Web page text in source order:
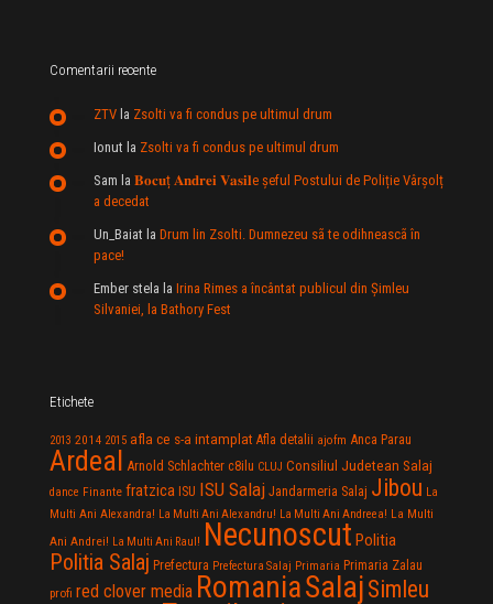
Comentarii recente
ZTV la Zsolti va fi condus pe ultimul drum
Ionut la Zsolti va fi condus pe ultimul drum
Sam la 𝐁𝐨𝐜𝐮ț 𝐀𝐧𝐝𝐫𝐞𝐢 𝐕𝐚𝐬𝐢𝐥e şeful Postului de Poliție Vârșolț
a decedat
Un_Baiat la Drum lin Zsolti. Dumnezeu sã te odihneascã în
pace!
Ember stela la Irina Rimes a încântat publicul din Şimleu
Silvaniei, la Bathory Fest
Etichete
2013 2014 2015 afla ce s-a intamplat Afla detalii ajofm Anca Parau
Ardeal Arnold Schlachter c8ilu CLUJ Consiliul Judetean Salaj
dance Finante fratzica ISU ISU Salaj Jandarmeria Salaj Jibou La
Multi Ani Alexandra! La Multi Ani Alexandru! La Multi Ani Andreea! La Multi
Ani Andrei! La Multi Ani Raul! Necunoscut Politia
Politia Salaj Prefectura Prefectura Salaj Primaria Primaria Zalau
profi red clover media RomaniaSalaj Simleu